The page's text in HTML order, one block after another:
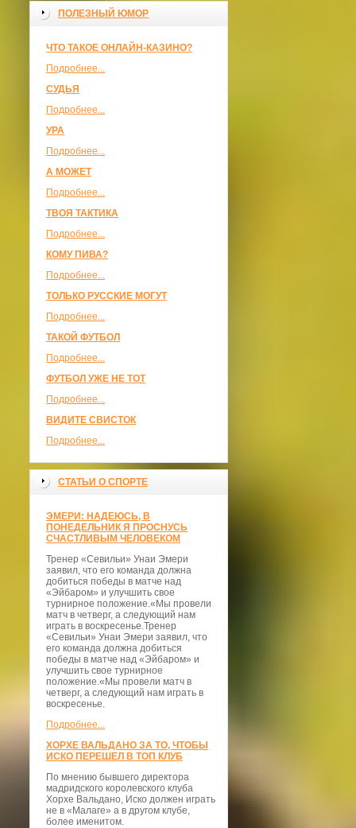
ПОЛЕЗНЫЙ ЮМОР
ЧТО ТАКОЕ ОНЛАЙН-КАЗИНО?
Подробнее...
СУДЬЯ
Подробнее...
УРА
Подробнее...
А МОЖЕТ
Подробнее...
ТВОЯ ТАКТИКА
Подробнее...
КОМУ ПИВА?
Подробнее...
ТОЛЬКО РУССКИЕ МОГУТ
Подробнее...
ТАКОЙ ФУТБОЛ
Подробнее...
ФУТБОЛ УЖЕ НЕ ТОТ
Подробнее...
ВИДИТЕ СВИСТОК
Подробнее...
СТАТЬИ О СПОРТЕ
ЭМЕРИ: НАДЕЮСЬ, В
ПОНЕДЕЛЬНИК Я ПРОСНУСЬ
СЧАСТЛИВЫМ ЧЕЛОВЕКОМ
Тренер «Севильи» Унаи Эмери
заявил, что его команда должна
добиться победы в матче над
«Эйбаром» и улучшить свое
турнирное положение.«Мы провели
матч в четверг, а следующий нам
играть в воскресенье.Тренер
«Севильи» Унаи Эмери заявил, что
его команда должна добиться
победы в матче над «Эйбаром» и
улучшить свое турнирное
положение.«Мы провели матч в
четверг, а следующий нам играть в
воскресенье.
Подробнее...
ХОРХЕ ВАЛЬДАНО ЗА ТО, ЧТОБЫ
ИСКО ПЕРЕШЕЛ В ТОП КЛУБ
По мнению бывшего директора
мадридского королевского клуба
Хорхе Вальдано, Иско должен играть
не в «Малаге» а в другом клубе,
более именитом.